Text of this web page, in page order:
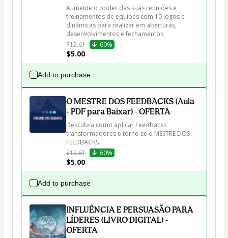
Aumente o poder das suas reuniões e
treinamentos de equipes com 10 jogos e
dinâmicas para realizar em aberturas,
desenvolvimentos e fechamentos.
$12.61
60%
$5.00
Add to purchase
O MESTRE DOS FEEDBACKS (Aula
+ PDF para Baixar) - OFERTA
Descubra como aplicar Feedbacks
transformadores e torne-se o MESTRE DOS
$12.61
60%
$5.00
Add to purchase
INFLUÊNCIA E PERSUASÃO PARA
LÍDERES (LIVRO DIGITAL) -
OFERTA